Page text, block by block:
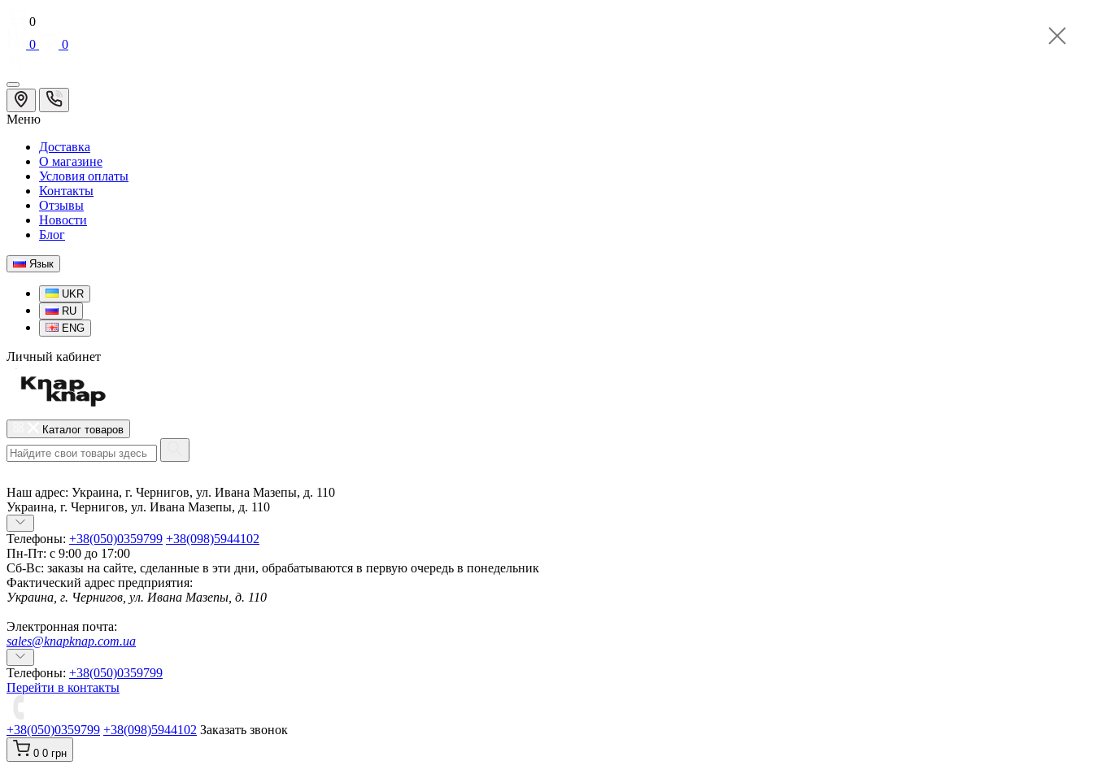
0
0
0
Меню
Доставка
О магазине
Условия оплаты
Контакты
Отзывы
Новости
Блог
Язык
UKR
RU
ENG
Личный кабинет
Каталог товаров
Наш адрес: Украина, г. Чернигов, ул. Ивана Мазепы, д. 110
Украина, г. Чернигов, ул. Ивана Мазепы, д. 110
Телефоны: +38(050)0359799 +38(098)5944102
Пн-Пт: с 9:00 до 17:00
Сб-Вс: заказы на сайте, сделанные в эти дни, обрабатываются в первую очередь в понедельник
Фактический адрес предприятия:
Украина, г. Чернигов, ул. Ивана Мазепы, д. 110
Электронная почта:
sales@knapknap.com.ua
Телефоны: +38(050)0359799
Перейти в контакты
+38(050)0359799 +38(098)5944102 Заказать звонок
0 0 грн